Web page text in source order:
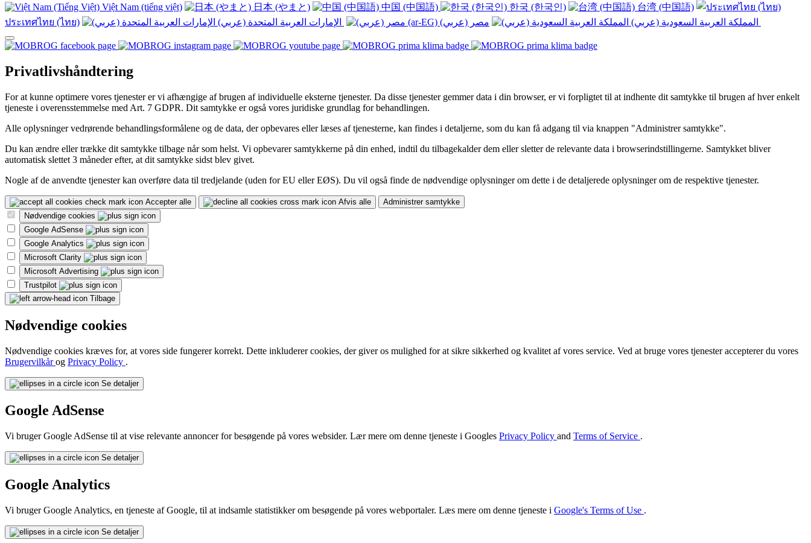
Việt Nam (tiếng việt)
日本 (やまと) 中国 (中国語) 한국 (한국인)
台湾 (中国語)
ประเทศไทย (ไทย)
Privatlivshåndtering
For at kunne optimere vores tjenester er vi afhængige af brugen af individuelle eksterne tjenester. Da disse tjenester gemmer data i din browser, er vi forpligtet til at indhente dit samtykke til brugen af hver enkelt
tjeneste i overensstemmelse med Art. 7 GDPR. Dit samtykke er også vores juridiske grundlag for behandlingen.
Alle oplysninger vedrørende behandlingsformålene og de data, der opbevares eller læses af tjenesterne, kan findes i detaljerne, som du kan få adgang til via knappen "Administrer samtykke".
Du kan ændre eller trække dit samtykke tilbage når som helst. Vi opbevarer samtykkerne på din enhed, indtil du tilbagekalder dem eller sletter de relevante data i browserindstillingerne. Samtykket bliver
automatisk slettet 3 måneder efter, at dit samtykke sidst blev givet.
Nogle af de anvendte tjenester kan overføre data til tredjelande (uden for EU eller EØS). Du vil også finde de nødvendige oplysninger om dette i de detaljerede oplysninger om de respektive tjenester.
Accepter alle Afvis alle
Administrer samtykke
Nødvendige cookies
Google AdSense
Google Analytics
Microsoft Clarity
Microsoft Advertising
Trustpilot
Tilbage
Nødvendige cookies
Nødvendige cookies kræves for, at vores side fungerer korrekt. Dette inkluderer cookies, der giver os mulighed for at sikre sikkerhed og kvalitet af vores service. Ved at bruge vores tjenester accepterer du vores
Brugervilkårog Privacy Policy .
Se detaljer
Google AdSense
Vi bruger Google AdSense til at vise relevante annoncer for besøgende på vores websider. Lær mere om denne tjeneste i Googles Privacy Policy and Terms of Service .
Se detaljer
Google Analytics
Vi bruger Google Analytics, en tjeneste af Google, til at indsamle statistikker om besøgende på vores webportaler. Læs mere om denne tjeneste i Google's Terms of Use .
Se detaljer